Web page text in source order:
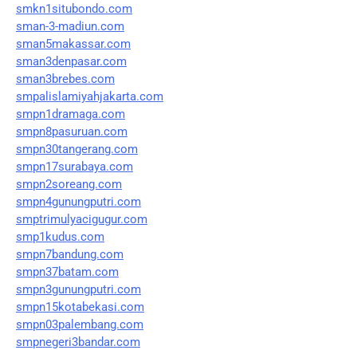
smkn1situbondo.com
sman-3-madiun.com
sman5makassar.com
sman3denpasar.com
sman3brebes.com
smpalislamiyahjakarta.com
smpn1dramaga.com
smpn8pasuruan.com
smpn30tangerang.com
smpn17surabaya.com
smpn2soreang.com
smpn4gunungputri.com
smptrimulyacigugur.com
smp1kudus.com
smpn7bandung.com
smpn37batam.com
smpn3gunungputri.com
smpn15kotabekasi.com
smpn03palembang.com
smpnegeri3bandar.com